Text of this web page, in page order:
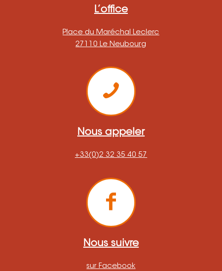
L’office
Place du Maréchal Leclerc
27110 Le Neubourg
Nous appeler
+33(0)2 32 35 40 57
Nous suivre
sur Facebook